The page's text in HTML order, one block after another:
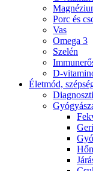
Porc és
Vas
Omega 3
Szelén
D-
Életmód,